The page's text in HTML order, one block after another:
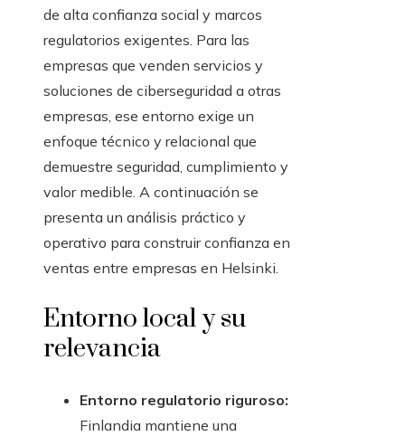
de alta confianza social y marcos
regulatorios exigentes. Para las
empresas que venden servicios y
soluciones de ciberseguridad a otras
empresas, ese entorno exige un
enfoque técnico y relacional que
demuestre seguridad, cumplimiento y
valor medible. A continuación se
presenta un análisis práctico y
operativo para construir confianza en
ventas entre empresas en Helsinki.
Entorno local y su
relevancia
Entorno regulatorio riguroso:
Finlandia mantiene una